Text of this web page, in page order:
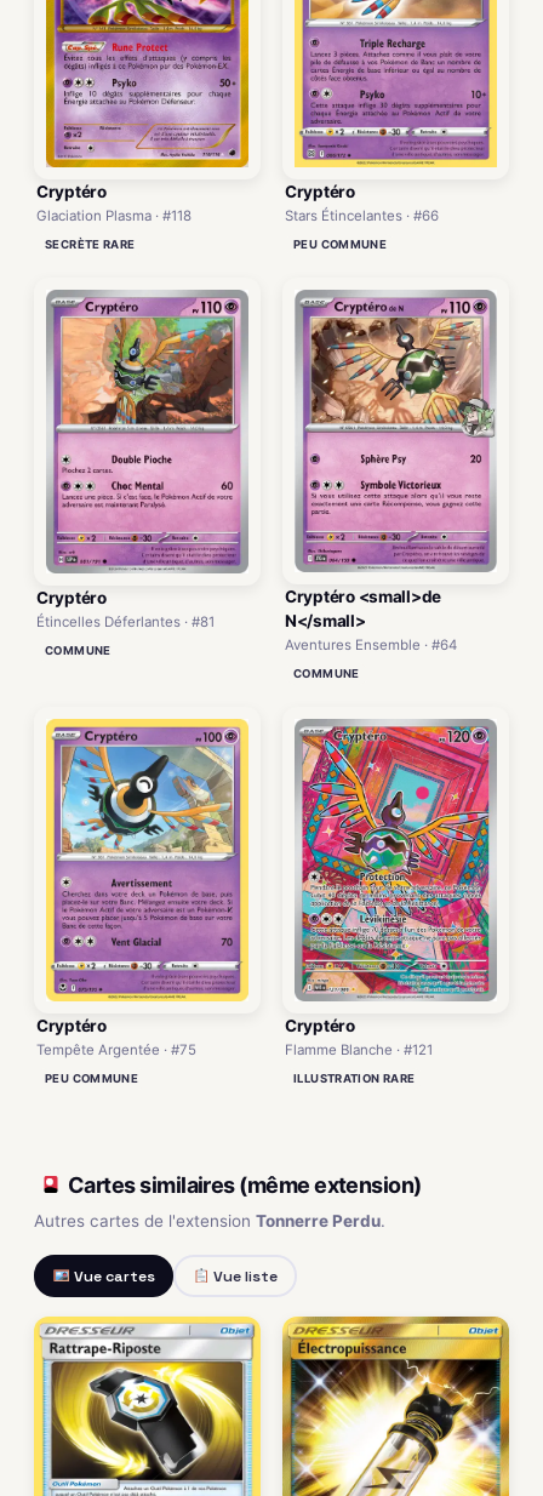
Cryptéro
Glaciation Plasma · #118
SECRÈTE RARE
Cryptéro
Stars Étincelantes · #66
PEU COMMUNE
Cryptéro
Étincelles Déferlantes · #81
COMMUNE
Cryptéro <small>de
N</small>
Aventures Ensemble · #64
COMMUNE
Cryptéro
Tempête Argentée · #75
PEU COMMUNE
Cryptéro
Flamme Blanche · #121
ILLUSTRATION RARE
Cartes similaires (même extension)
Autres cartes de l'extension Tonnerre Perdu.
Vue cartes Vue liste